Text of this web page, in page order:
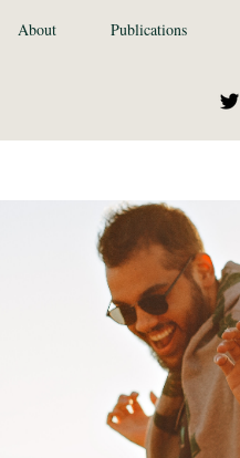
About Publications